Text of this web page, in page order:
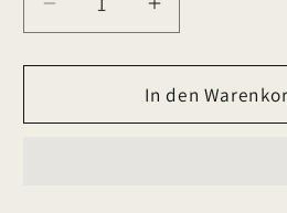
Verringere
die
Menge
Süße
Erhöhe
die
Menge
für
Süße
In den